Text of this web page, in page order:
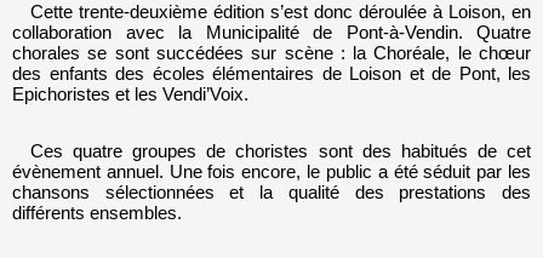
Cette trente-deuxième édition s’est donc déroulée à Loison, en
collaboration avec la Municipalité de Pont-à-Vendin. Quatre
chorales se sont succédées sur scène : la Choréale, le chœur
des enfants des écoles élémentaires de Loison et de Pont, les
Epichoristes et les Vendi’Voix.
Ces quatre groupes de choristes sont des habitués de cet
évènement annuel. Une fois encore, le public a été séduit par les
chansons sélectionnées et la qualité des prestations des
différents ensembles.